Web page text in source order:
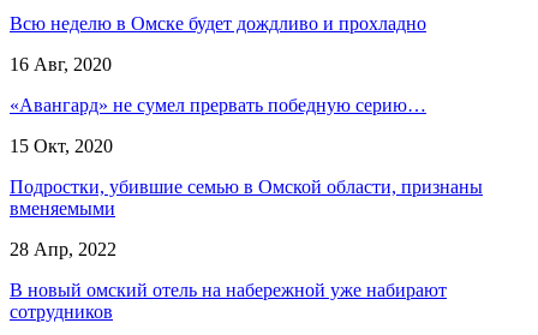
Всю неделю в Омске будет дождливо и прохладно
16 Авг, 2020
«Авангард» не сумел прервать победную серию…
15 Окт, 2020
Подростки, убившие семью в Омской области, признаны
вменяемыми
28 Апр, 2022
В новый омский отель на набережной уже набирают
сотрудников